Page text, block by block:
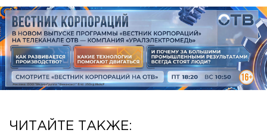
ЧИТАЙТЕ ТАКЖЕ: